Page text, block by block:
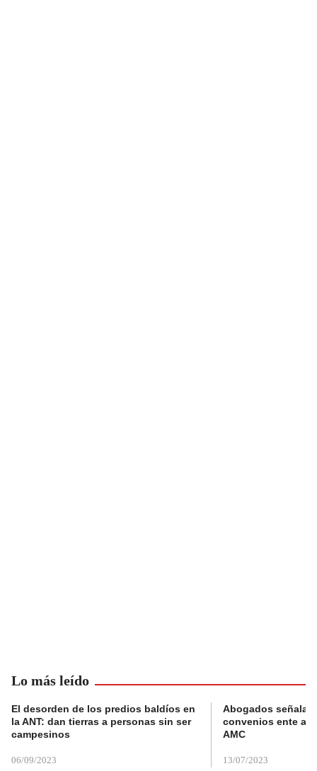
Lo más leído
El desorden de los predios baldíos en
la ANT: dan tierras a personas sin ser
campesinos
06/09/2023
Abogados
convenios ente
AMC
13/07/2023